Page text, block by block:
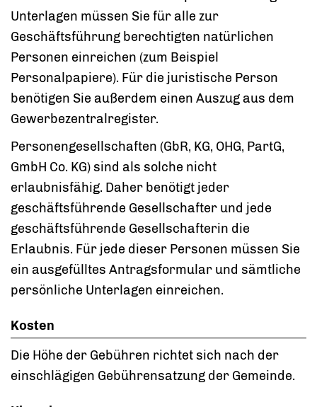
Unterlagen müssen Sie für alle zur
Geschäftsführung berechtigten natürlichen
Personen einreichen (zum Beispiel
Personalpapiere). Für die juristische Person
benötigen Sie außerdem einen Auszug aus dem
Gewerbezentralregister.
Personengesellschaften (GbR, KG, OHG, PartG,
GmbH Co. KG) sind als solche nicht
erlaubnisfähig. Daher benötigt jeder
geschäftsführende Gesellschafter und jede
geschäftsführende Gesellschafterin die
Erlaubnis. Für jede dieser Personen müssen Sie
ein ausgefülltes Antragsformular und sämtliche
persönliche Unterlagen einreichen.
Kosten
Die Höhe der Gebühren richtet sich nach der
einschlägigen Gebührensatzung der Gemeinde.